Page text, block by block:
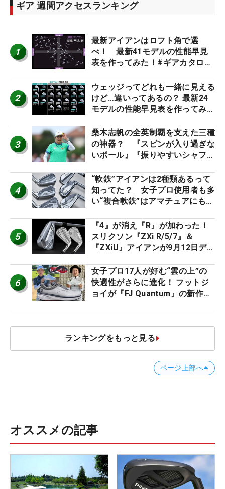
ギア 週間アクセスランキング
1
最新アイアンはロフト角で選
べ！ 最新41モデルの性能早見
表を作ってみた！#ギアカタログ
2
ウェッジってどれも一緒に見える
けど…違いってあるの？ 最新24
モデルの性能早見表を作ってみ
3
桑木志帆の全英制覇を支えた三種
の神器？ 『スピンが入り過ぎな
いボール』『振りやすいシャフ
ー』 #女子プロセッティング
4
“軟鉄”アイアンは2種類あるって
知ってた？ 女子プロ使用者も多
い“複合軟鉄”はアマチュアにもオ
5
『4』が消え『R』が加わった！
スリクソン『ZXi R/5/7』＆
『ZXiU』アイアンが9月12日デ
6
女子プロ17人が好む“雲の上”の
快適性がさらに進化！ フットジ
ョイが『FJ Quantum』の新作を
ランキングをもっと見る
ページ上部へ
オススメの記事